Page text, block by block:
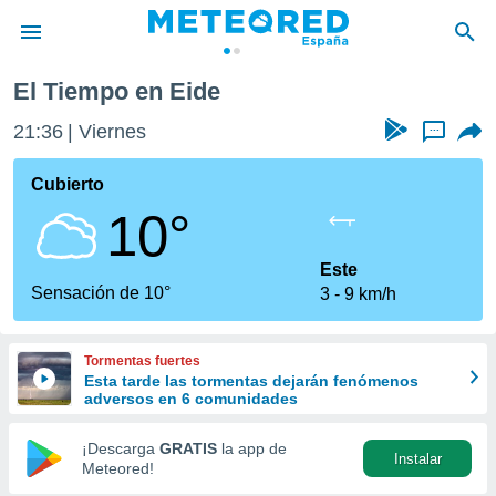
de
por
se
calidad.
a este
las
y
forma
digital
basada
El Tiempo en Eide
21:36 Viernes ...
Cubierto
10°
Sensación de 10°
Este
3
9 km/h
Tormentas fuertes
Esta tarde las tormentas dejarán fenómenos
adversos en 6 comunidades
¡Descarga GRATIS la app de
Meteored!
Instalar